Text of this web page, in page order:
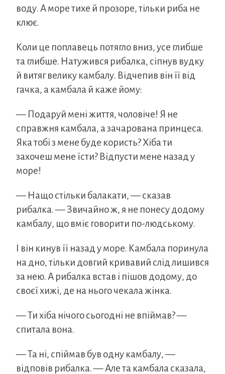
воду. А море тихе й прозоре, тільки риба не
клює.
Коли це поплавець потягло вниз, усе глибше
та глибше. Натужився рибалка, сіпнув вудку
й витяг велику камбалу. Відчепив він її від
гачка, а камбала й каже йому:
— Подаруй мені життя, чоловіче! Я не
справжня камбала, а зачарована принцеса.
Яка тобі з мене буде користь? Хіба ти
захочеш мене їсти? Відпусти мене назад у
море!
— Нащо стільки балакати, — сказав
рибалка. — Звичайно ж, я не понесу додому
камбалу, що вміє говорити по-людському.
І він кинув її назад у море. Камбала поринула
на дно, тільки довгий кривавий слід лишився
за нею. А рибалка встав і пішов додому, до
своєї хижі, де на нього чекала жінка.
— Ти хіба нічого сьогодні не впіймав? —
спитала вона.
— Та ні, спіймав був одну камбалу, —
відповів рибалка. — Але та камбала сказала,